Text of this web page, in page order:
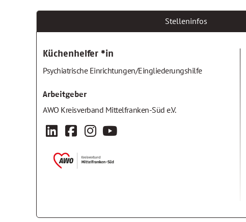
Stelleninfos
Küchenhelfer *in
Psychiatrische Einrichtungen/Eingliederungshilfe
Arbeitgeber
AWO Kreisverband Mittelfranken-Süd e.V.